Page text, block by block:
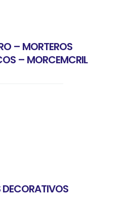
– MORTEROS
– MORCEMCRIL
DECORATIVOS